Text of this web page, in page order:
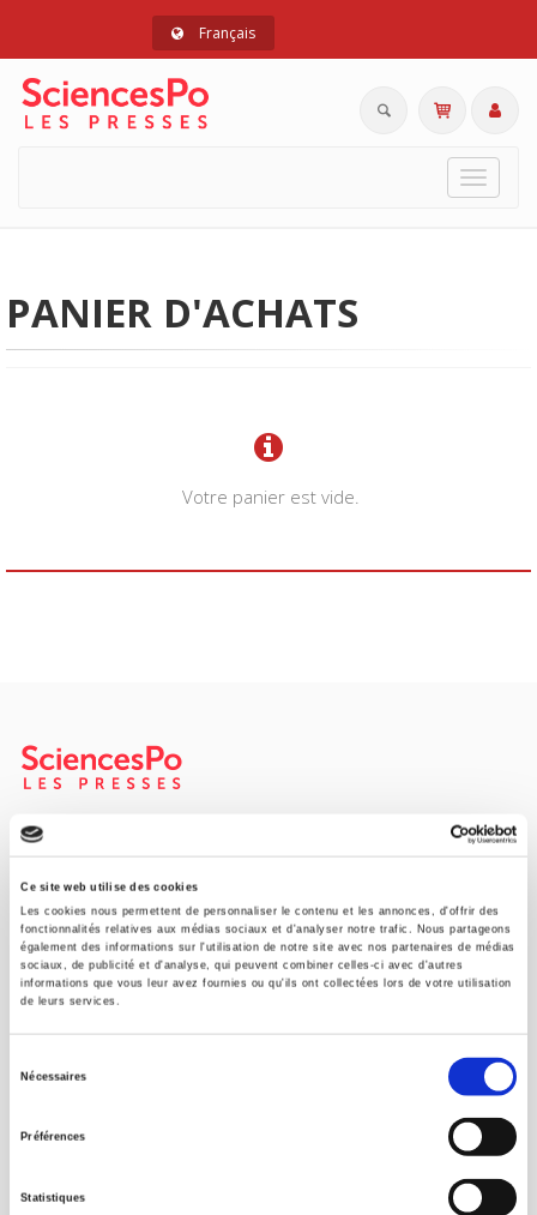
Ce site web utilise des cookies
Les cookies nous permettent de personnaliser le contenu et les annonces, d'offrir des
fonctionnalités relatives aux médias sociaux et d'analyser notre trafic. Nous partageons
également des informations sur l'utilisation de notre site avec nos partenaires de médias
sociaux, de publicité et d'analyse, qui peuvent combiner celles-ci avec d'autres
informations que vous leur avez fournies ou qu'ils ont collectées lors de votre utilisation
de leurs services.
Nécessaires
Préférences
Statistiques
Français
Toggle
PANIER D'ACHATS
Votre panier est vide.
Maison d'édition dédiée aux sciences humaines et sociales, les
Presses de Sciences Po participent depuis leur création en 1976
à la transmission des savoirs et des idées
CONTACTS
FOREIGN RIGHTS
POUR LES LIBRAIRES
CONDITIONS GÉNÉRALES
À paraître